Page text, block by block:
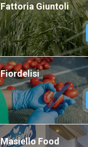
Fattoria Giuntoli
Fiordelisi
Masiello Food